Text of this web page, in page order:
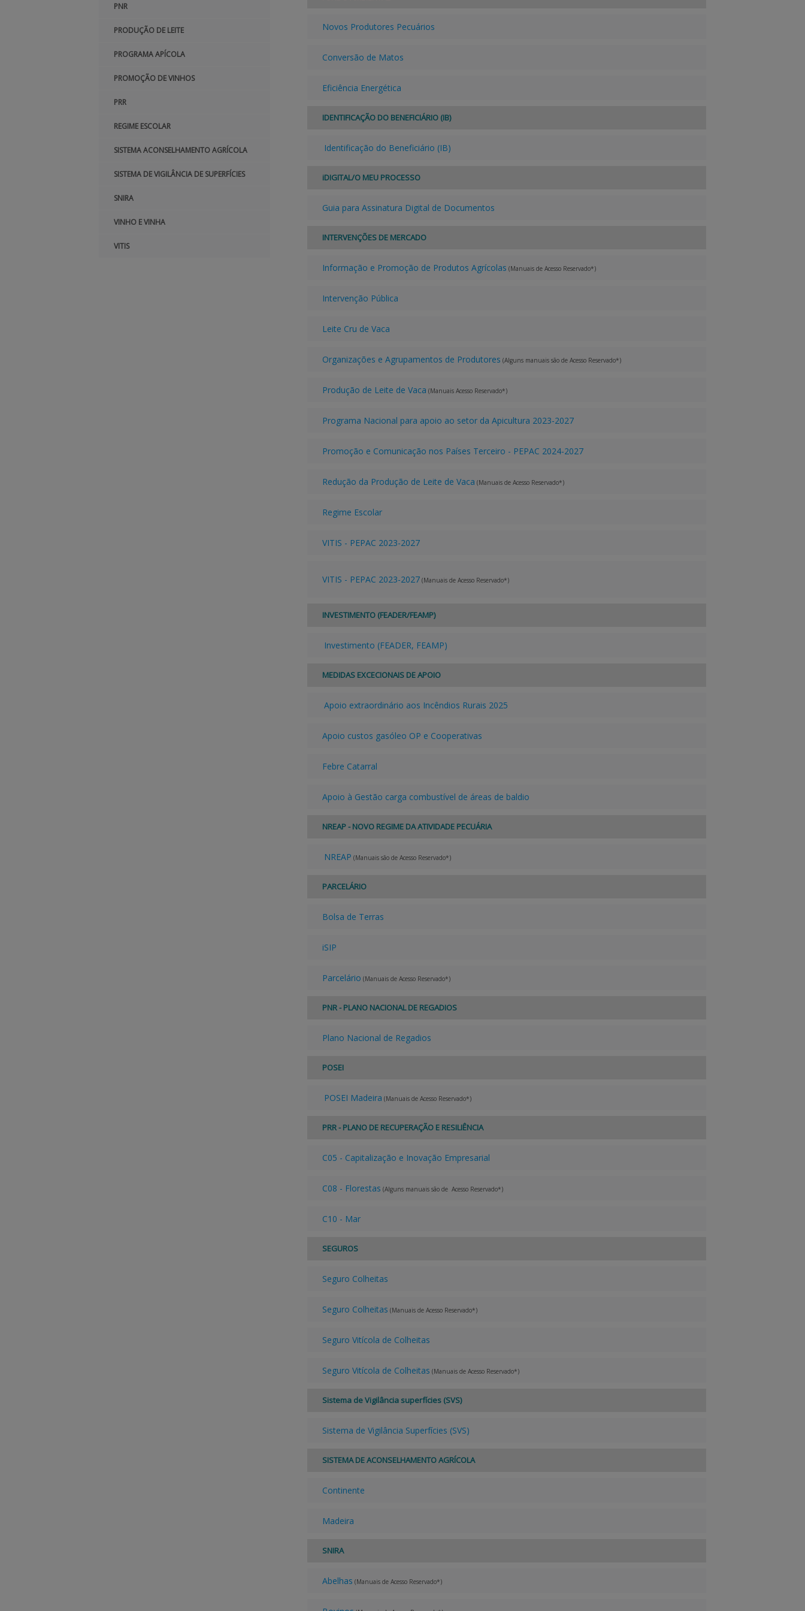
PNR
PRODUÇÃO DE LEITE
PROGRAMA APÍCOLA
PROMOÇÃO DE VINHOS
PRR
REGIME ESCOLAR
SISTEMA ACONSELHAMENTO AGRÍCOLA
SISTEMA DE VIGILÂNCIA DE SUPERFÍCIES
SNIRA
VINHO E VINHA
VITIS
Novos Produtores Pecuários
Conversão de Matos
Eficiência Energética
IDENTIFICAÇÃO DO BENEFICIÁRIO (IB)
Identificação do Beneficiário (IB)
iDIGITAL/O MEU PROCESSO
Guia para Assinatura Digital de Documentos
INTERVENÇÕES DE MERCADO
Informação e Promoção de Produtos Agrícolas (Manuais de Acesso Reservado*)
Intervenção Pública
Leite Cru de Vaca
Organizações e Agrupamentos de Produtores (Alguns manuais são de Acesso Reservado*)
Produção de Leite de Vaca (Manuais Acesso Reservado*)
Programa Nacional para apoio ao setor da Apicultura 2023-2027
Promoção e Comunicação nos Países Terceiro - PEPAC 2024-2027
Redução da Produção de Leite de Vaca (Manuais de Acesso Reservado*)
Regime Escolar
VITIS - PEPAC 2023-2027
VITIS - PEPAC 2023-2027 (Manuais de Acesso Reservado*)
INVESTIMENTO (FEADER/FEAMP)
Investimento (FEADER, FEAMP)
MEDIDAS EXCECIONAIS DE APOIO
Apoio extraordinário aos Incêndios Rurais 2025
Apoio custos gasóleo OP e Cooperativas
Febre Catarral
Apoio à Gestão carga combustível de áreas de baldio
NREAP - NOVO REGIME DA ATIVIDADE PECUÁRIA
NREAP (Manuais são de Acesso Reservado*)
PARCELÁRIO
Bolsa de Terras
iSIP
Parcelário (Manuais de Acesso Reservado*)
PNR - PLANO NACIONAL DE REGADIOS
Plano Nacional de Regadios
POSEI
POSEI Madeira (Manuais de Acesso Reservado*)
PRR - PLANO DE RECUPERAÇÃO E RESILIÊNCIA
C05 - Capitalização e Inovação Empresarial
C08 - Florestas (Alguns manuais são de Acesso Reservado*)
C10 - Mar
SEGUROS
Seguro Colheitas
Seguro Colheitas (Manuais de Acesso Reservado*)
Seguro Vitícola de Colheitas
Seguro Vitícola de Colheitas (Manuais de Acesso Reservado*)
Sistema de Vigilância superfícies (SVS)
Sistema de Vigilância Superfícies (SVS)
SISTEMA DE ACONSELHAMENTO AGRÍCOLA
Continente
Madeira
SNIRA
Abelhas (Manuais de Acesso Reservado*)